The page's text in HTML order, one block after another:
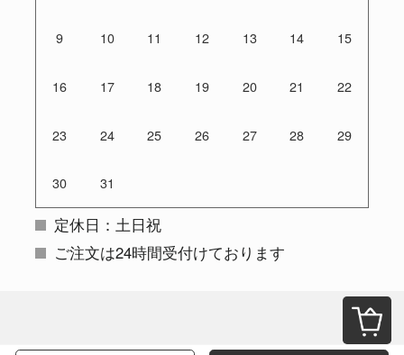
9 10 11 12 13 14 15
16 17 18 19 20 21 22
23 24 25 26 27 28 29
30 31
定休日：土日祝
ご注文は24時間受付けております